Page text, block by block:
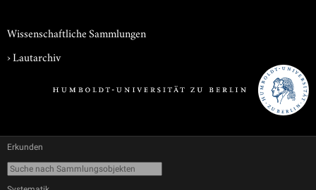
Wissenschaftliche Sammlungen
›Lautarchiv
Erkunden